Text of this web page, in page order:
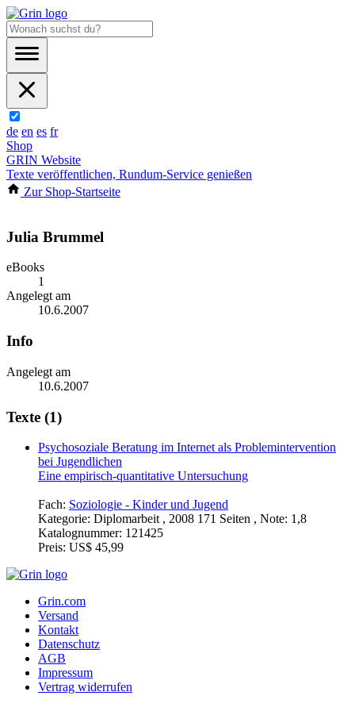
de en es fr
Shop
GRIN Website
Texte veröffentlichen, Rundum-Service genießen
Zur Shop-Startseite
Julia Brummel
eBooks
1
Angelegt am
10.6.2007
Info
Angelegt am
10.6.2007
Texte (1)
Psychosoziale Beratung im Internet als Problemintervention
bei Jugendlichen
Eine empirisch-quantitative Untersuchung
Fach: Soziologie - Kinder und Jugend
Kategorie: Diplomarbeit , 2008 171 Seiten , Note: 1,8
Katalognummer: 121425
Preis: US$ 45,99
Grin.com
Versand
Kontakt
Datenschutz
AGB
Impressum
Vertrag widerrufen